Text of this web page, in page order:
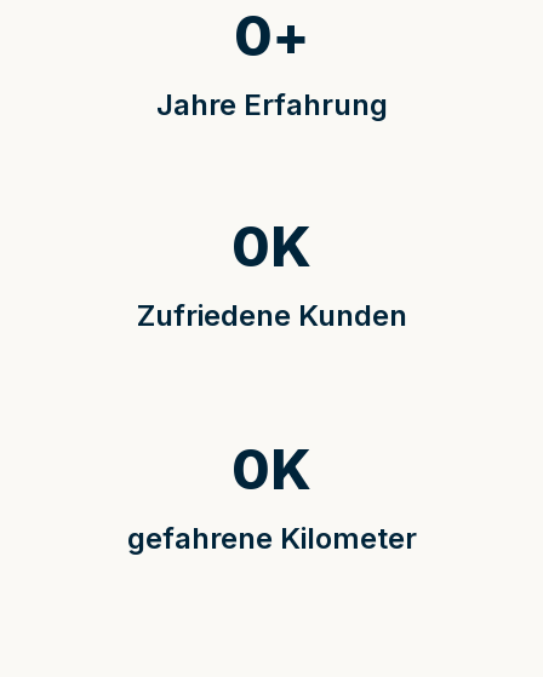
Jahre Erfahrung
0+
Zufriedene Kunden
0K
gefahrene Kilometer
0K